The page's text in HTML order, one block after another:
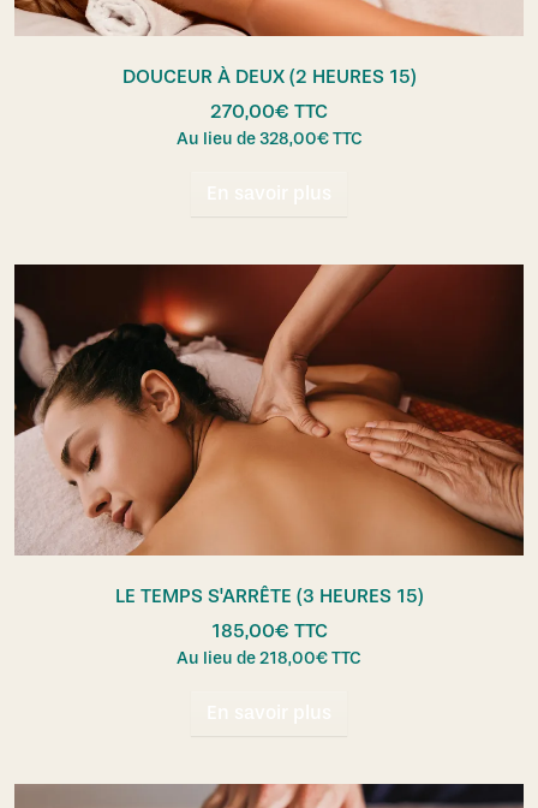
DOUCEUR À DEUX (2 HEURES 15)
270,00€ TTC
Au lieu de328,00€TTC
En savoir plus
LE TEMPS S'ARRÊTE (3 HEURES 15)
185,00€ TTC
Au lieu de218,00€TTC
En savoir plus